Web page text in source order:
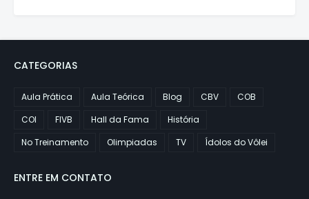
CATEGORIAS
Aula Prática Aula Teórica Blog CBV
COB
COI
FIVB Hall da Fama
História
No Treinamento
Olimpiadas TV Ídolos do Vôlei
ENTRE EM CONTATO